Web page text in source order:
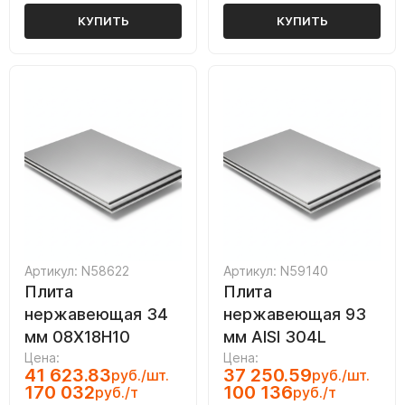
КУПИТЬ КУПИТЬ
Артикул: N58622
Плита
нержавеющая 34
мм 08Х18Н10
Цена:
41 623.83руб./шт.
170 032руб./т
Артикул: N59140
Плита
нержавеющая 93
мм AISI 304L
Цена:
37 250.59руб./шт.
100 136руб./т